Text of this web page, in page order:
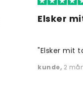
Elsker
"Elsker mit
kunde, 2